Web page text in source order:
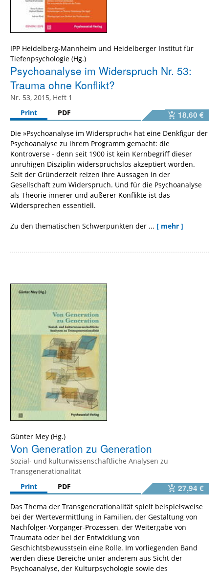
IPP Heidelberg-Mannheim und Heidelberger Institut für
Tiefenpsychologie
Psychoanalyse im Widerspruch Nr. 53:
Trauma ohne Konflikt?
Nr. 53, 2015, Heft 1
Print
PDF 18,60 €
Die »Psychoanalyse im Widerspruch« hat eine Denkfigur der
Psychoanalyse zu ihrem Programm gemacht: die
Kontroverse - denn seit 1900 ist kein Kernbegriff dieser
unruhigen Disziplin widerspruchslos akzeptiert worden.
Seit der Gründerzeit reizen ihre Aussagen in der
Gesellschaft zum Widerspruch. Und für die Psychoanalyse
als Theorie innerer und äußerer Konflikte ist das
Widersprechen essentiell.
Zu den thematischen Schwerpunkten der ... [ mehr ]
Günter Mey
Von Generation zu Generation
Sozial- und kulturwissenschaftliche Analysen zu
Transgenerationalität
Print
PDF 27,94 €
Das Thema der Transgenerationalität spielt beispielsweise
bei der Wertevermittlung in Familien, der Gestaltung von
Nachfolger-Vorgänger-Prozessen, der Weitergabe von
Traumata oder bei der Entwicklung von
Geschichtsbewusstsein eine Rolle. Im vorliegenden Band
werden diese Bereiche unter anderem aus Sicht der
Psychoanalyse, der Kulturpsychologie sowie des